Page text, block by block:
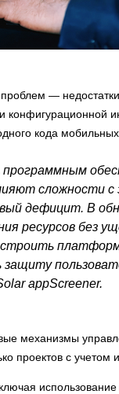
—
конфигурационной
кода
сложности с
дефицит. В
ресурсов без
защиту
appScreener.
механизмы
проектов с учетом